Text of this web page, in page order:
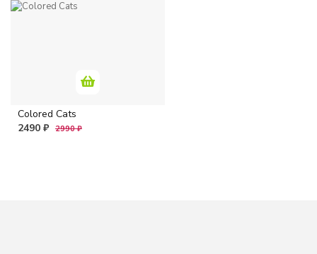
Colored Cats
2490 ₽ 2990 ₽